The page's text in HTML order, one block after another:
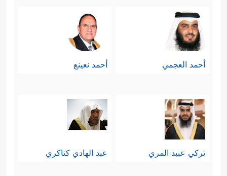
أحمد العجمي أحمد نعينع
تركي عبيد المري عبد الهادي كناكري